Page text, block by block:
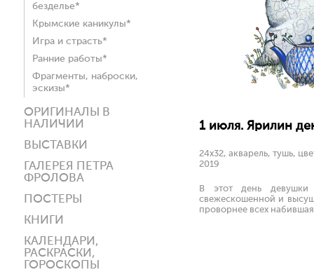
безделье*
Крымские каникулы*
Игра и страсть*
Ранние работы*
Фрагменты, наброски,
эскизы*
ОРИГИНАЛЫ В
НАЛИЧИИ
ВЫСТАВКИ
ГАЛЕРЕЯ ПЕТРА
ФРОЛОВА
ПОСТЕРЫ
КНИГИ
КАЛЕНДАРИ,
РАСКРАСКИ,
ГОРОСКОПЫ
1 июля. Ярилин
24х32, акварель, тушь,
2019
В этот день
свежескошенной и
проворнее всех